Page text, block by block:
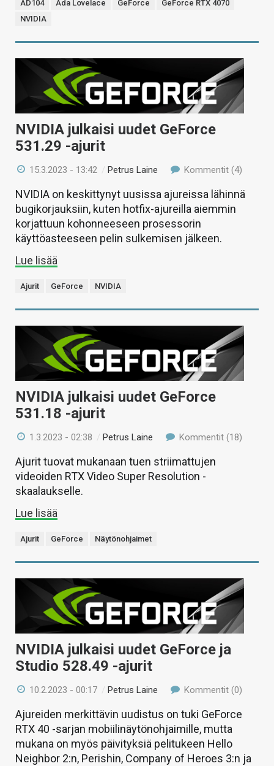
AD104 Ada Lovelace GeForce
GeForce RTX 4070
NVIDIA
NVIDIA julkaisi uudet GeForce
531.29 -ajurit
15.3.2023 - 13:42 / Petrus Laine Kommentit (4)
NVIDIA on keskittynyt uusissa ajureissa lähinnä
bugikorjauksiin, kuten hotfix-ajureilla aiemmin
korjattuun kohonneeseen prosessorin
käyttöasteeseen pelin sulkemisen jälkeen.
Lue lisää
Ajurit GeForce NVIDIA
NVIDIA julkaisi uudet GeForce
531.18 -ajurit
1.3.2023 - 02:38 / Petrus Laine Kommentit (18)
Ajurit tuovat mukanaan tuen striimattujen
videoiden RTX Video Super Resolution -
skaalaukselle.
Lue lisää
Ajurit GeForce Näytönohjaimet
NVIDIA julkaisi uudet GeForce ja
Studio 528.49 -ajurit
10.2.2023 - 00:17 / Petrus Laine Kommentit (0)
Ajureiden merkittävin uudistus on tuki GeForce
RTX 40 -sarjan mobiilinäytönohjaimille, mutta
mukana on myös päivityksiä pelitukeen Hello
Neighbor 2:n, Perishin, Company of Heroes 3:n ja